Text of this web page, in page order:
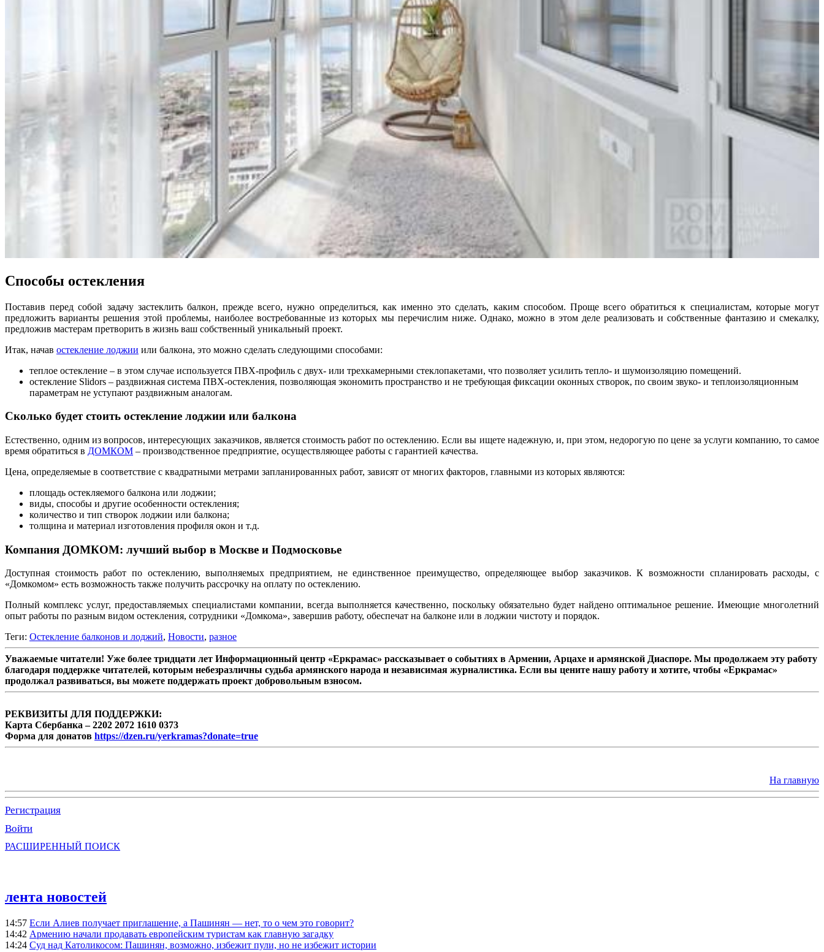
Способы остекления
Поставив перед собой задачу застеклить балкон, прежде всего, нужно определиться, как именно это сделать, каким способом. Проще всего обратиться к специалистам, которые могут
предложить варианты решения этой проблемы, наиболее востребованные из которых мы перечислим ниже. Однако, можно в этом деле реализовать и собственные фантазию и смекалку,
предложив мастерам претворить в жизнь ваш собственный уникальный проект.
Итак, начав остекление лоджии или балкона, это можно сделать следующими способами:
теплое остекление – в этом случае используется ПВХ-профиль с двух- или трехкамерными стеклопакетами, что позволяет усилить тепло- и шумоизоляцию помещений.
остекление Slidors – раздвижная система ПВХ-остекления, позволяющая экономить пространство и не требующая фиксации оконных створок, по своим звуко- и теплоизоляционным
параметрам не уступают раздвижным аналогам.
Сколько будет стоить остекление лоджии или балкона
Естественно, одним из вопросов, интересующих заказчиков, является стоимость работ по остеклению. Если вы ищете надежную, и, при этом, недорогую по цене за услуги компанию, то самое
время обратиться в ДОМКОМ – производственное предприятие, осуществляющее работы с гарантией качества.
Цена, определяемые в соответствие с квадратными метрами запланированных работ, зависят от многих факторов, главными из которых являются:
площадь остекляемого балкона или лоджии;
виды, способы и другие особенности остекления;
количество и тип створок лоджии или балкона;
толщина и материал изготовления профиля окон и т.д.
Компания ДОМКОМ: лучший выбор в Москве и Подмосковье
Доступная стоимость работ по остеклению, выполняемых предприятием, не единственное преимущество, определяющее выбор заказчиков. К возможности спланировать расходы, с
«Домкомом» есть возможность также получить рассрочку на оплату по остеклению.
Полный комплекс услуг, предоставляемых специалистами компании, всегда выполняется качественно, поскольку обязательно будет найдено оптимальное решение. Имеющие многолетний
опыт работы по разным видом остекления, сотрудники «Домкома», завершив работу, обеспечат на балконе или в лоджии чистоту и порядок.
Теги: Остекление балконов и лоджий, Новости, разное
Уважаемые читатели! Уже более тридцати лет Информационный центр «Еркрамас» рассказывает о событиях в Армении, Арцахе и армянской Диаспоре. Мы продолжаем эту работу
благодаря поддержке читателей, которым небезразличны судьба армянского народа и независимая журналистика. Если вы цените нашу работу и хотите, чтобы «Еркрамас»
продолжал развиваться, вы можете поддержать проект добровольным взносом.
РЕКВИЗИТЫ ДЛЯ ПОДДЕРЖКИ:
Карта Сбербанка – 2202 2072 1610 0373
Форма для донатов https://dzen.ru/yerkramas?donate=true
На главную
Регистрация
Войти
РАСШИРЕННЫЙ ПОИСК
лента новостей
14:57 Если Алиев получает приглашение, а Пашинян — нет, то о чем это говорит?
14:42 Армению начали продавать европейским туристам как главную загадку
14:24 Суд над Католикосом: Пашинян, возможно, избежит пули, но не избежит истории